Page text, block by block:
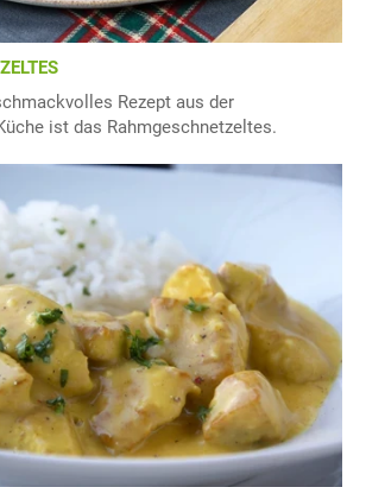
Rezept aus der
ist das Rahmgeschnetzeltes.